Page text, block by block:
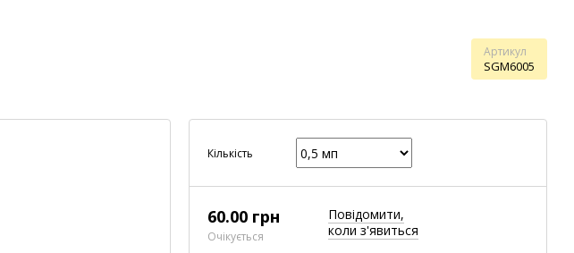
Артикул
SGM6005
Кількість
60.00 грн
Очікується
Повідомити,
коли з'явиться